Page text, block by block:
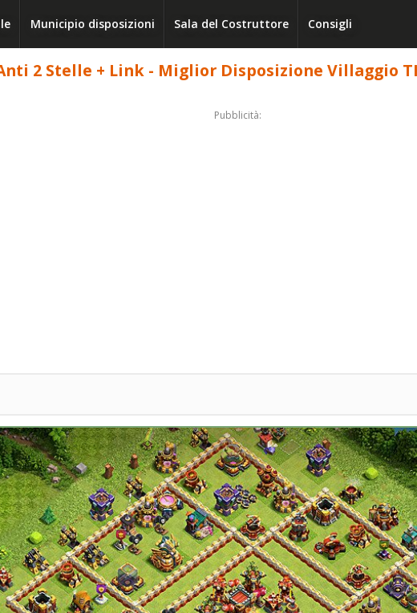
Municipio disposizioni Sala del Costruttore Consigli
2 Stelle + Link - Miglior Disposizione Villaggio
Pubblicità: